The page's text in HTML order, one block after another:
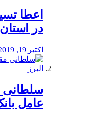
️اعطا
در استان
اکتبر 19, 2019
سلطانی
عامل